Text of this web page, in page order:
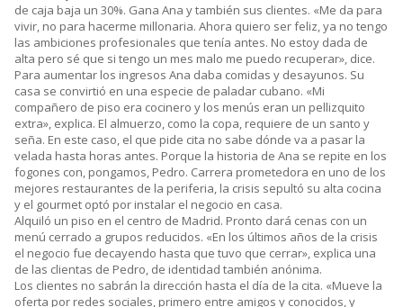
de caja baja un 30%. Gana Ana y también sus clientes. «Me da para
vivir, no para hacerme millonaria. Ahora quiero ser feliz, ya no tengo
las ambiciones profesionales que tenía antes. No estoy dada de
alta pero sé que si tengo un mes malo me puedo recuperar», dice.
Para aumentar los ingresos Ana daba comidas y desayunos. Su
casa se convirtió en una especie de paladar cubano. «Mi
compañero de piso era cocinero y los menús eran un pellizquito
extra», explica. El almuerzo, como la copa, requiere de un santo y
seña. En este caso, el que pide cita no sabe dónde va a pasar la
velada hasta horas antes. Porque la historia de Ana se repite en los
fogones con, pongamos, Pedro. Carrera prometedora en uno de los
mejores restaurantes de la periferia, la crisis sepultó su alta cocina
y el gourmet optó por instalar el negocio en casa.
Alquiló un piso en el centro de Madrid. Pronto dará cenas con un
menú cerrado a grupos reducidos. «En los últimos años de la crisis
el negocio fue decayendo hasta que tuvo que cerrar», explica una
de las clientas de Pedro, de identidad también anónima.
Los clientes no sabrán la dirección hasta el día de la cita. «Mueve la
oferta por redes sociales, primero entre amigos y conocidos, y